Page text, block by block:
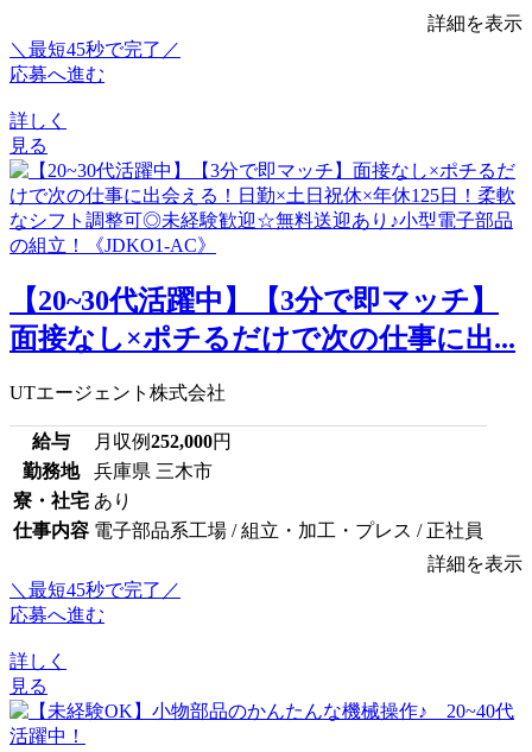
詳細を表示
＼最短45秒で完了／
応募へ進む
詳しく
見る
【20~30代活躍中】【3分で即マッチ】
面接なし×ポチるだけで次の仕事に出...
UTエージェント株式会社
給与 月収例252,000円
勤務地
兵庫県 三木市
寮・社宅 あり
仕事内容 電子部品系工場 / 組立・加工・プレス / 正社員
詳細を表示
＼最短45秒で完了／
応募へ進む
詳しく
見る